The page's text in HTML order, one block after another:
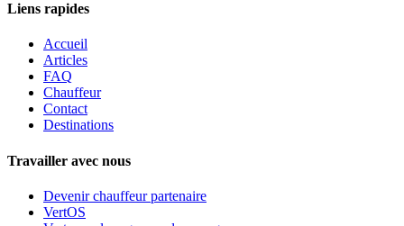
Liens rapides
Accueil
Articles
FAQ
Chauffeur
Contact
Destinations
Travailler avec nous
Devenir chauffeur partenaire
VertOS